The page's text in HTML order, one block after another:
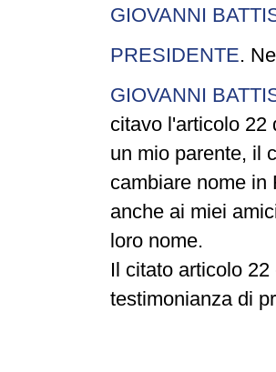
GIOVANNI
PRESIDENTE.
GIOVANNI
citavo l'articolo 22
un mio parente, il
cambiare nome in
anche ai miei
loro nome.
Il citato articolo
testimonianza di